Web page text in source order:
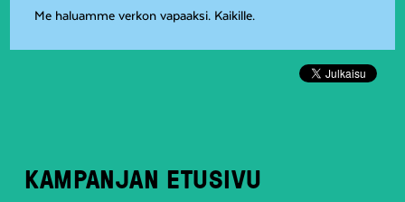
Me haluamme verkon vapaaksi. Kaikille.
KAMPANJAN ETUSIVU